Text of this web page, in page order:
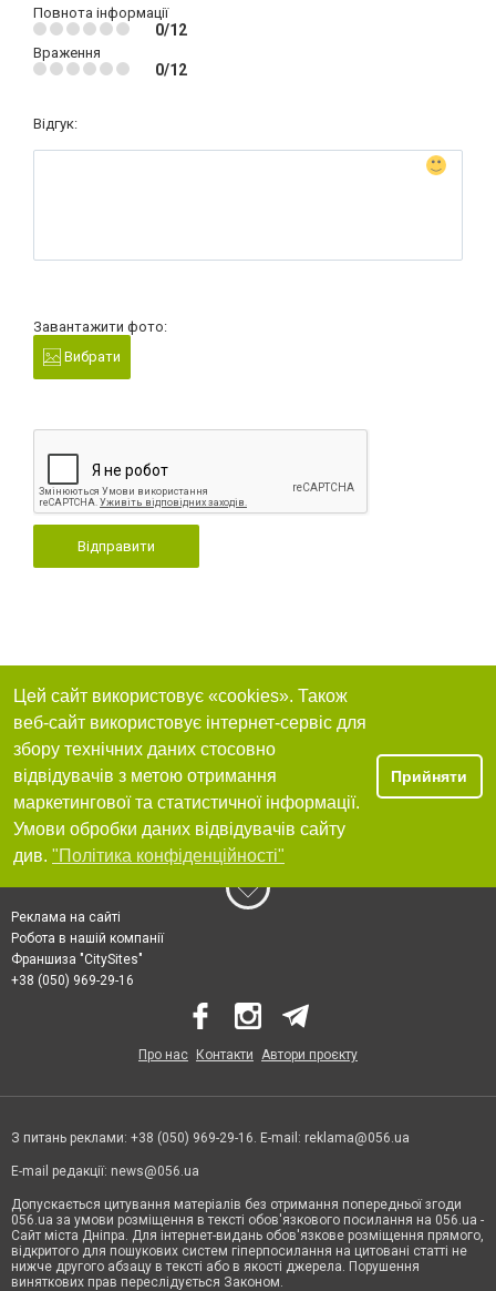
Повнота інформації
0/12
Враження
0/12
Відгук:
Завантажити фото:
Вибрати
Відправити
Цей сайт використовує «cookies». Також
веб-сайт використовує інтернет-сервіс для
збору технічних даних стосовно
відвідувачів з метою отримання
маркетингової та статистичної інформації.
Умови обробки даних відвідувачів сайту
див. "Політика конфіденційності"
Прийняти
Реклама на сайті
Робота в нашій компанії
Франшиза "CitySites"
+38 (050) 969-29-16
Про нас Контакти Автори проєкту
З питань реклами: +38 (050) 969-29-16. E-mail: reklama@056.ua
E-mail редакції: news@056.ua
Допускається цитування матеріалів без отримання попередньої згоди
056.ua за умови розміщення в тексті обов'язкового посилання на 056.ua -
Сайт міста Дніпра. Для інтернет-видань обов'язкове розміщення прямого,
відкритого для пошукових систем гіперпосилання на цитовані статті не
нижче другого абзацу в тексті або в якості джерела. Порушення
виняткових прав переслідується Законом.